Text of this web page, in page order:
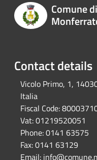
Comune
Contact details
Vicolo Primo, 1,
Italia
Fiscal Code:
Vat:01219520051
Phone:0141 63575
Fax:0141 63129
Email: